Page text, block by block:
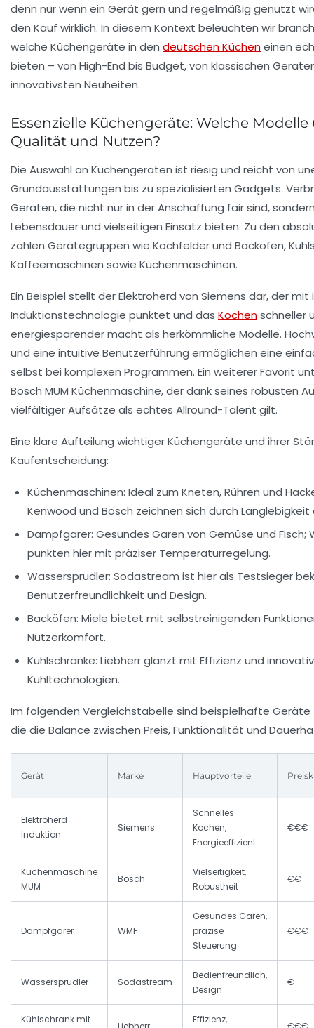
denn nur wenn ein Gerät gern und regelmäßig genutzt
den Kauf wirklich. In diesem Kontext beleuchten wir
welche Küchengeräte in den deutschen Kücheneinen
bieten – von High-End bis Budget, von klassischen
innovativsten Neuheiten.
Essenzielle Küchengeräte: Welche
Qualität und Nutzen?
Die Auswahl an Küchengeräten ist riesig und reicht von
Grundausstattungen bis zu spezialisierten Gadgets.
Geräten, die nicht nur in der Anschaffung fair sind,
Lebensdauer und vielseitigen Einsatz bieten. Zu den
zählen Gerätegruppen wie Kochfelder und Backöfen,
Kaffeemaschinen sowie Küchenmaschinen.
Ein Beispiel stellt derElektroherd von Siemens dar, der mit
Induktionstechnologie punktet und das Kochenschneller
energiesparender macht als herkömmliche Modelle.
und eine intuitive Benutzerführung ermöglichen eine
selbst bei komplexen Programmen. Ein weiterer Favorit
Bosch MUM Küchenmaschine, der dank seines robusten
vielfältiger Aufsätze als echtes Allround-Talent gilt.
Eine klare Aufteilung wichtiger Küchengeräte und ihrer
Kaufentscheidung:
Küchenmaschinen: Ideal zum Kneten, Rühren und
Kenwood und Bosch zeichnen sich durch Langlebigkeit
Dampfgarer: Gesundes Garen von Gemüse und Fisch;
punkten hier mit präziser Temperaturregelung.
Wassersprudler: Sodastream ist hier als Testsieger
Benutzerfreundlichkeit und Design.
Backöfen: Miele bietet mit selbstreinigenden
Nutzerkomfort.
Kühlschränke: Liebherr glänzt mit Effizienz und
Kühltechnologien.
Im folgenden Vergleichstabelle sind beispielhafte
die die Balance zwischen Preis, Funktionalität und
Gerät Marke Hauptvorteile
Elektroherd
Induktion
Siemens
Schnelles
Kochen,
Energieeffizient
€€€
Küchenmaschine
MUM
Bosch
Vielseitigkeit,
Robustheit
€€
Dampfgarer WMF
Gesundes Garen,
präzise
Steuerung
€€€
Wassersprudler Sodastream
Bedienfreundlich,
Design
€
Kühlschrank mit
Effizienz,